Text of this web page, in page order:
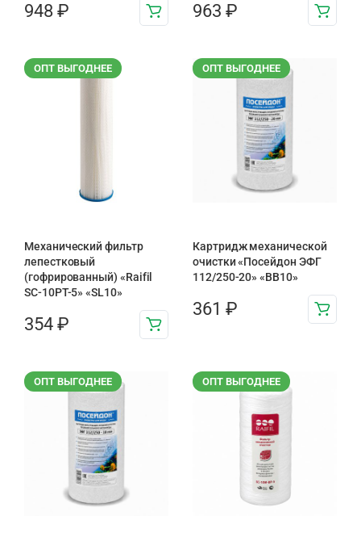
948 ₽ 963 ₽
ОПТ ВЫГОДНЕЕ
Механический фильтр
лепестковый
(гофрированный) «Raifil
SC-10PT-5» «SL10»
354 ₽
ОПТ ВЫГОДНЕЕ
Картридж механической
очистки «Посейдон ЭФГ
112/250-20» «ВВ10»
361 ₽
ОПТ ВЫГОДНЕЕ ОПТ ВЫГОДНЕЕ